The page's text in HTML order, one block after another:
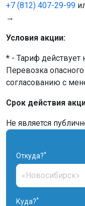
+7 (812) 407-29-99
→
Условия акции:
* - Тариф действует
Перевозка
согласованию с
Срок действия
Не является
Откуда?*
Куда?*